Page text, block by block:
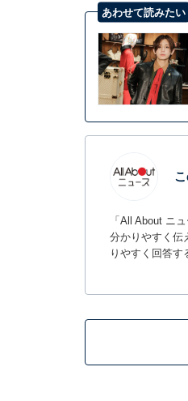
あわせて読みたい
「All About ニ
分かりやすく伝
りやすく回答す